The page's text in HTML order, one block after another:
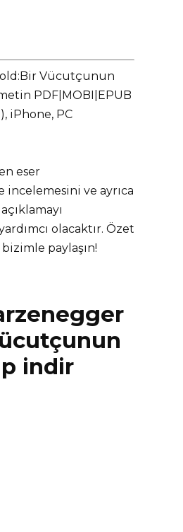
Vücutçunun
PDF|MOBI|EPUB
iPhone, PC
eser
incelemesini ve ayrıca
olacaktır. Özet
paylaşın!
indir